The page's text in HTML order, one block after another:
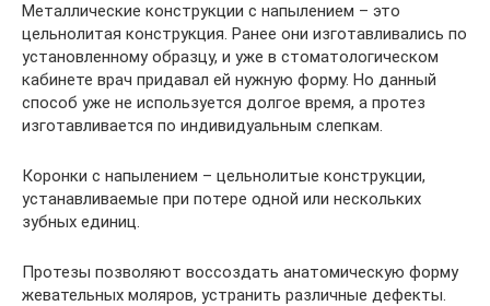
Металлические конструкции с напылением – это
цельнолитая конструкция. Ранее они изготавливались по
установленному образцу, и уже в стоматологическом
кабинете врач придавал ей нужную форму. Но данный
способ уже не используется долгое время, а протез
изготавливается по индивидуальным слепкам.
Коронки с напылением – цельнолитые конструкции,
устанавливаемые при потере одной или нескольких
зубных единиц.
Протезы позволяют воссоздать анатомическую форму
жевательных моляров, устранить различные дефекты.